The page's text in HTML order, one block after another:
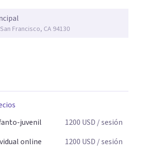
Francisco, CA 94130
juvenil
1200 USD / sesión
online
1200 USD / sesión